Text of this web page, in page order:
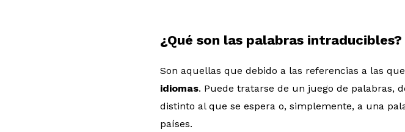
¿Qué son las palabras intraducibles?
Son aquellas que debido a las referencias a las
idiomas. Puede tratarse de un juego de palabras,
distinto al que se espera o, simplemente, a una
países.